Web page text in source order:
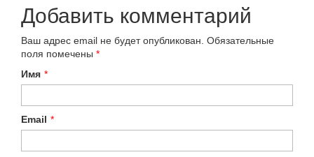
Добавить комментарий
Ваш адрес email не будет опубликован. Обязательные
поля помечены *
Имя *
Email *